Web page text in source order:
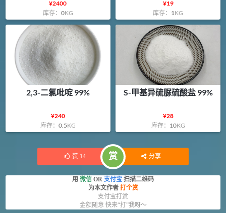
¥2400
库存： 0KG
¥19
库存： 1 KG
2,3-二氯吡啶 99%
¥240
库存： 0.5KG
S-甲基异硫脲硫酸盐 99%
¥28
库存： 10KG
赞 14 赏 分享
用 微信 OR 支付宝 扫描二维码
为本文作者 打个赏
支付宝打赏
金额随意 快来“打”我呀～